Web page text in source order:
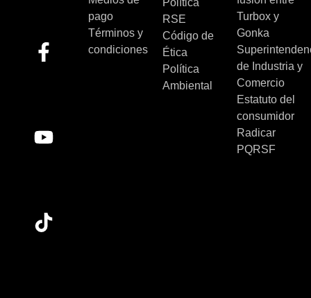
pago
Términos y
condiciones
Política
RSE
Código de
Ética
Política
Ambiental
Turbox y
Gonka
de Industria y
Comercio
Estatuto del
consumidor
Radicar
PQRSF